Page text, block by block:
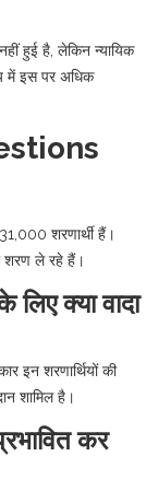
हुई है, लेकिन न्यायिक
में इस पर अधिक
शरणार्थी हैं।
शरण ले रहे हैं।
लिए क्या वादा
इन शरणार्थियों की
शामिल है।
कर